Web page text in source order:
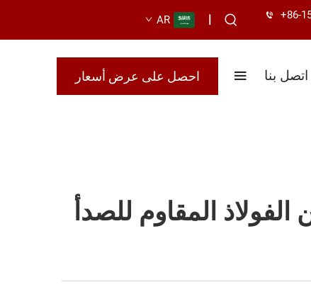
+86-
|
AR
اتصل بنا احصل على عرض أسعار
المقاوم للصدأ